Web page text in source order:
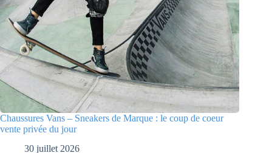
Chaussures Vans – Sneakers de Marque : le coup de coeur
vente privée du jour
30 juillet 2026